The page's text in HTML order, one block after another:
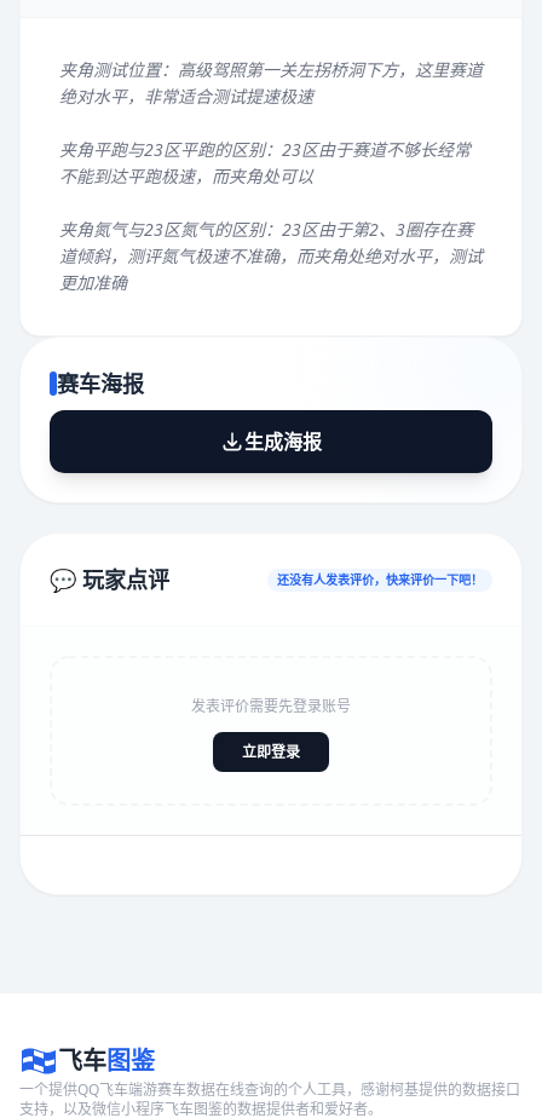
夹角测试位置：高级驾照第一关左拐桥洞下方，这里赛道
绝对水平，非常适合测试提速极速
夹角平跑与23区平跑的区别：23区由于赛道不够长经常
不能到达平跑极速，而夹角处可以
夹角氮气与23区氮气的区别：23区由于第2、3圈存在赛
道倾斜，测评氮气极速不准确，而夹角处绝对水平，测试
更加准确
赛车海报
生成海报
💬 玩家点评 还没有人发表评价，快来评价一下吧！
发表评价需要先登录账号
立即登录
飞车图鉴
一个提供QQ飞车端游赛车数据在线查询的个人工具，感谢柯基提供的数据接口
支持，以及微信小程序飞车图鉴的数据提供者和爱好者。